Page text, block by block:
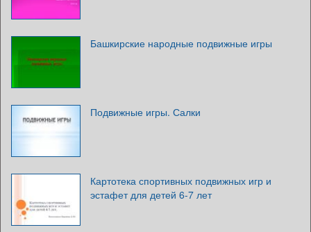
Башкирские народные подвижные игры
Подвижные игры. Салки
Картотека спортивных подвижных игр и
эстафет для детей 6-7 лет